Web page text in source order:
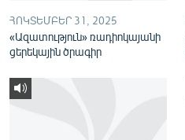
ՀԵՏԵՎԵՔ ՄԵԶ
ՀՈԿՏԵՄԲԵՐ 31, 2025
«Ազատություն» ռադիոկայանի
ցերեկային ծրագիր